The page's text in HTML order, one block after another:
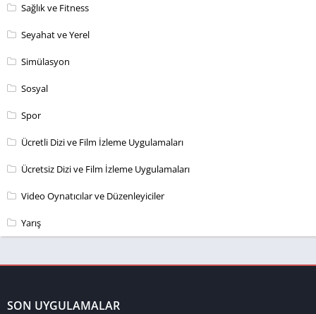
Sağlık ve Fitness
Seyahat ve Yerel
Simülasyon
Sosyal
Spor
Ücretli Dizi ve Film İzleme Uygulamaları
Ücretsiz Dizi ve Film İzleme Uygulamaları
Video Oynatıcılar ve Düzenleyiciler
Yarış
SON UYGULAMALAR